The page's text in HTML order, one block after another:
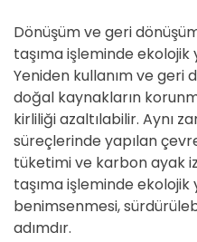
Dönüşüm ve geri
taşıma işleminde ekolojik
Yeniden kullanım ve geri
doğal kaynakların
kirliliği azaltılabilir. Aynı
süreçlerinde yapılan
tüketimi ve karbon ayak
taşıma işleminde ekolojik
benimsenmesi,
adımdır.